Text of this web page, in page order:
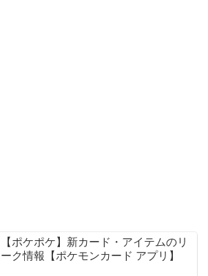
【ポケポケ】新カード・アイテムのリ
ーク情報【ポケモンカード アプリ】